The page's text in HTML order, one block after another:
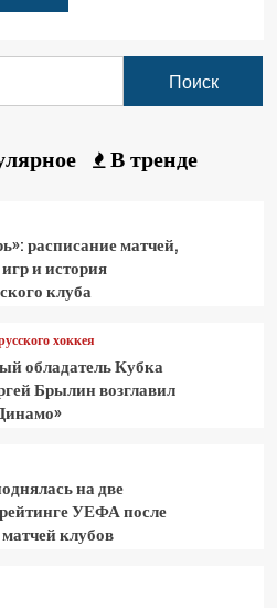
В тренде
расписание матчей,
и история
клуба
хоккея
обладатель Кубка
Брылин возглавил
на две
УЕФА после
клубов